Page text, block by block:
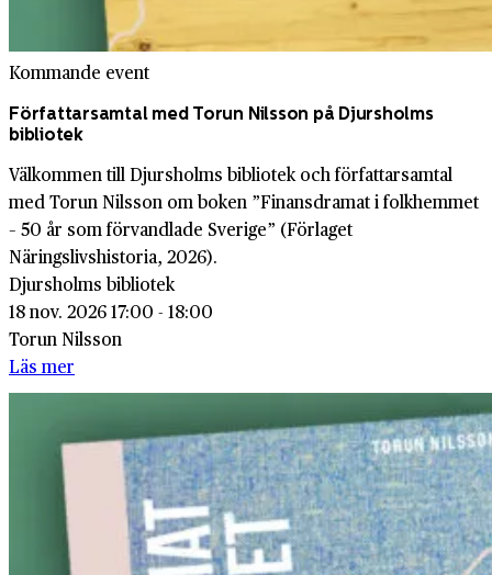
Kommande event
Författarsamtal med Torun Nilsson på Djursholms
bibliotek
Välkommen till Djursholms bibliotek och författarsamtal
med Torun Nilsson om boken ”Finansdramat i folkhemmet
– 50 år som förvandlade Sverige” (Förlaget
Näringslivshistoria, 2026).
Djursholms bibliotek
18 nov. 2026 17:00 - 18:00
Torun Nilsson
Läs mer